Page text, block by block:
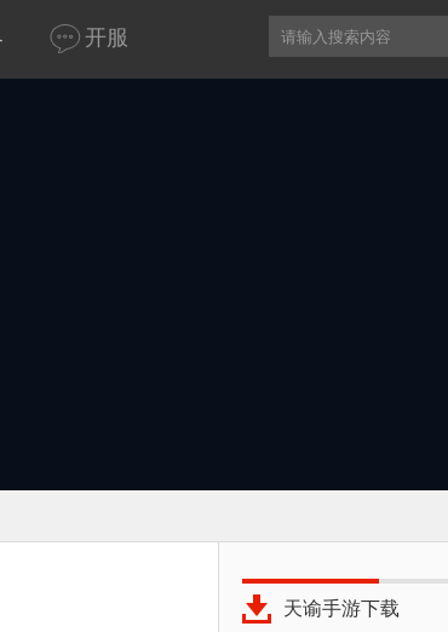
开服
天谕手游下载